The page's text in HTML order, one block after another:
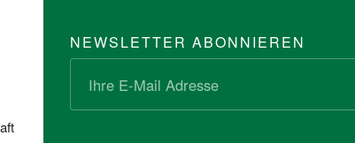
NEWSLETTER ABONNIEREN